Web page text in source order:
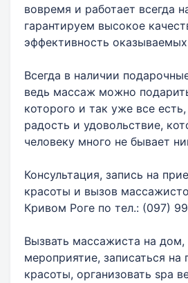
вовремя и работает всегда
гарантируем высокое
эффективность оказываемых
Всегда в наличии
ведь массаж можно
которого и так уже все
радость и удовольствие,
человеку много не бывает
Консультация, запись на
красоты и вызов
Кривом Роге по тел.: (097)
Вызвать массажиста на дом,
мероприятие, записаться на
красоты, организовать spa